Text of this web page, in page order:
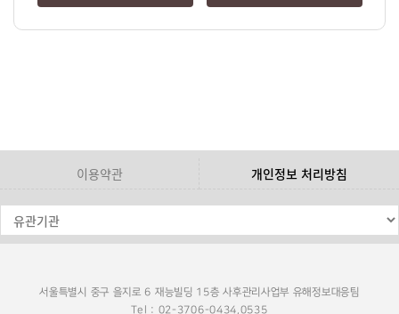
이용약관 개인정보 처리방침
서울특별시 중구 을지로 6 재능빌딩 15층 사후관리사업부 유해정보대응팀
Tel : 02-3706-0434,0535